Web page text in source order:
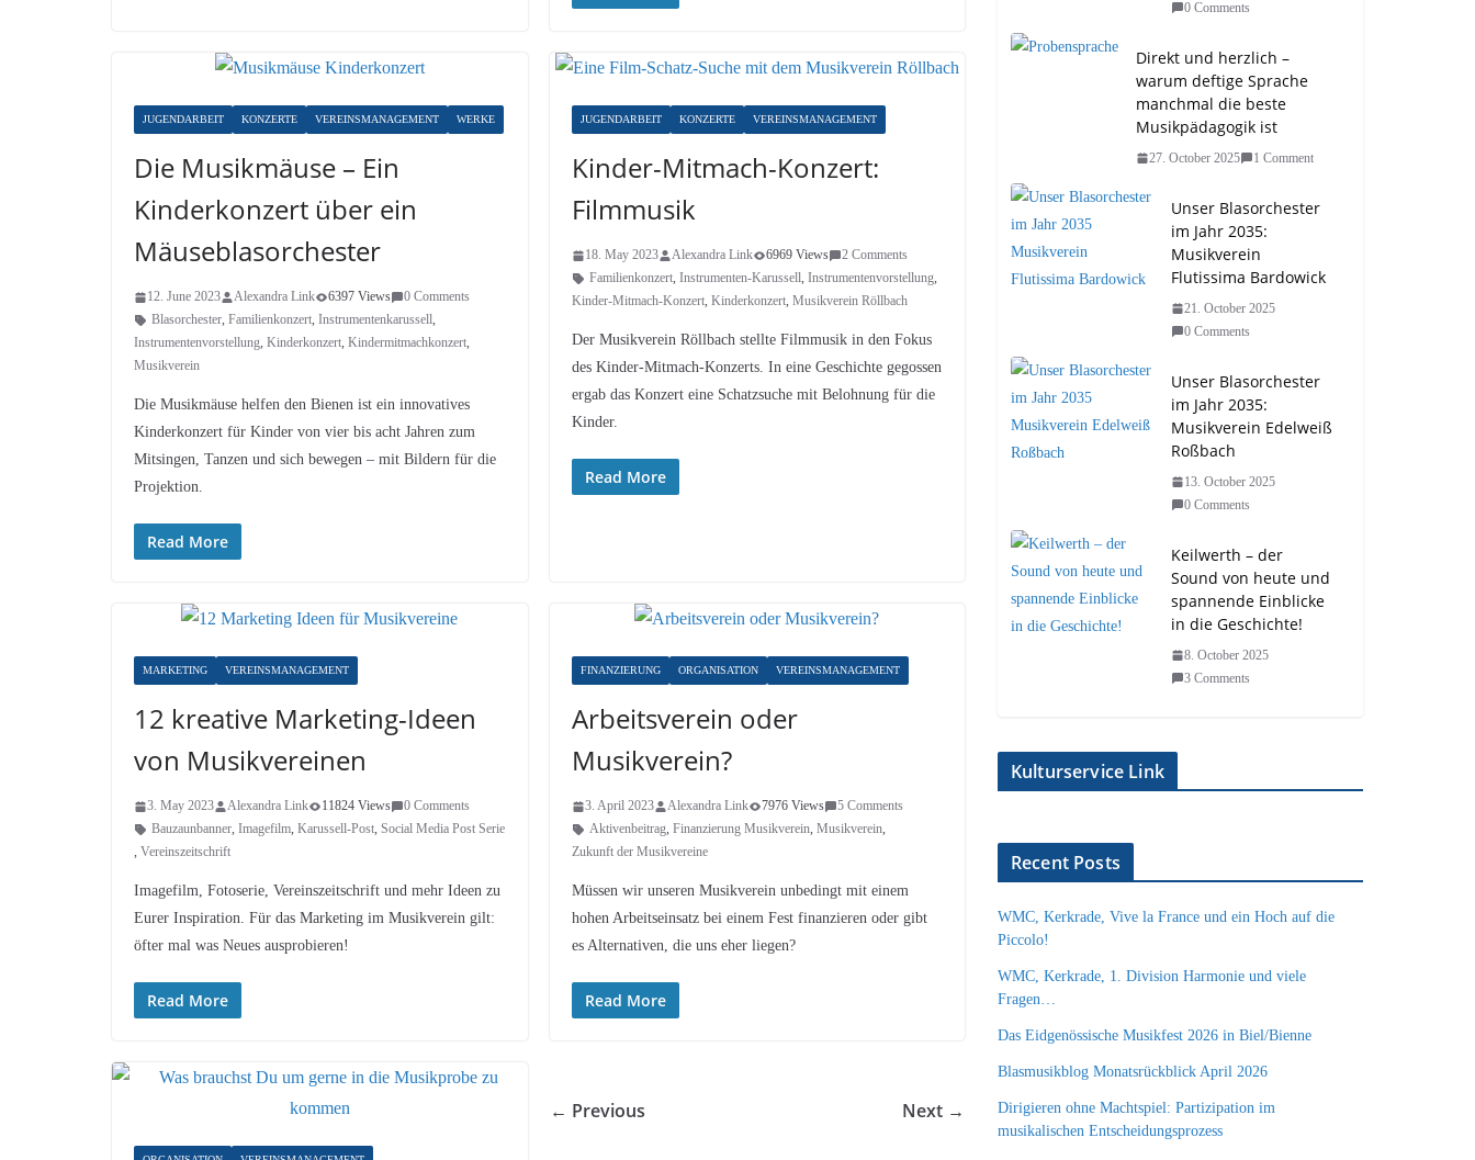
JUGENDARBEIT KONZERTE VEREINSMANAGEMENT WERKE
Die Musikmäuse – Ein
Kinderkonzert über ein
Mäuseblasorchester
12. June 2023 Alexandra Link 6397 Views
0 Comments
Blasorchester, Familienkonzert, Instrumentenkarussell,
Instrumentenvorstellung, Kinderkonzert, Kindermitmachkonzert,
Musikverein
Die Musikmäuse helfen den Bienen ist ein innovatives
Kinderkonzert für Kinder von vier bis acht Jahren zum
Mitsingen, Tanzen und sich bewegen – mit Bildern für die
Projektion.
Read More
JUGENDARBEIT KONZERTE VEREINSMANAGEMENT
Kinder-Mitmach-Konzert:
Filmmusik
18. May 2023 Alexandra Link 6969 Views
2 Comments
Familienkonzert, Instrumenten-Karussell, Instrumentenvorstellung,
Kinder-Mitmach-Konzert, Kinderkonzert, Musikverein Röllbach
Der Musikverein Röllbach stellte Filmmusik in den Fokus
des Kinder-Mitmach-Konzerts. In eine Geschichte gegossen
ergab das Konzert eine Schatzsuche mit Belohnung für die
Kinder.
Read More
MARKETING VEREINSMANAGEMENT
12 kreative Marketing-Ideen
von Musikvereinen
3. May 2023 Alexandra Link 11824 Views
0 Comments
Bauzaunbanner, Imagefilm, Karussell-Post, Social Media Post Serie
, Vereinszeitschrift
Imagefilm, Fotoserie, Vereinszeitschrift und mehr Ideen zu
Eurer Inspiration. Für das Marketing im Musikverein gilt:
öfter mal was Neues ausprobieren!
Read More
FINANZIERUNG ORGANISATION VEREINSMANAGEMENT
Arbeitsverein oder
Musikverein?
3. April 2023 Alexandra Link 7976 Views
5 Comments
Aktivenbeitrag, Finanzierung Musikverein, Musikverein,
Zukunft der Musikvereine
Müssen wir unseren Musikverein unbedingt mit einem
hohen Arbeitseinsatz bei einem Fest finanzieren oder gibt
es Alternativen, die uns eher liegen?
Read More
← Previous Next →
0 Comments
Direkt und herzlich –
warum deftige Sprache
manchmal die beste
Musikpädagogik ist
27. October 2025 1 Comment
Unser Blasorchester
im Jahr 2035:
Musikverein
Flutissima Bardowick
21. October 2025
0 Comments
Unser Blasorchester
im Jahr 2035:
Musikverein Edelweiß
Roßbach
13. October 2025
0 Comments
Keilwerth – der
Sound von heute und
spannende Einblicke
in die Geschichte!
8. October 2025
3 Comments
Kulturservice Link
Recent Posts
WMC, Kerkrade, Vive la France und ein Hoch auf die
Piccolo!
WMC, Kerkrade, 1. Division Harmonie und viele
Fragen…
Das Eidgenössische Musikfest 2026 in Biel/Bienne
Blasmusikblog Monatsrückblick April 2026
Dirigieren ohne Machtspiel: Partizipation im
musikalischen Entscheidungsprozess